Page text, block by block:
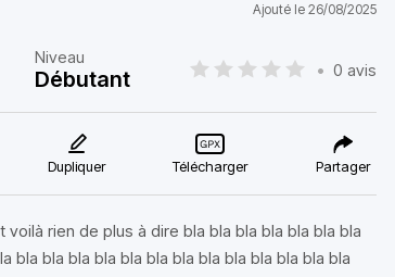
Ajouté le 26/08/2025
Niveau
Débutant • 0 avis
Dupliquer Télécharger Partager
rien de plus à dire bla bla bla bla bla bla bla
bla bla bla bla bla bla bla bla bla bla bla bla bla